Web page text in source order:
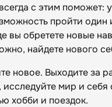
с этим поможет:
пройти один
вы обретете новые
найдете нового
новое. Выходите за
исследуйте мир и себя
хобби и поездок.